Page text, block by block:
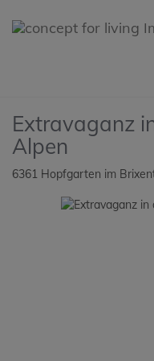
Extravaganz
Alpen
6361 Hopfgarten im